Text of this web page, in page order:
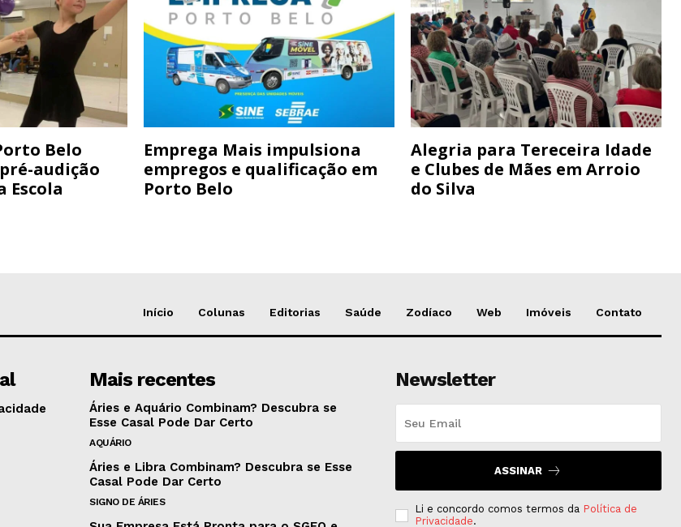
Belo
audição
Escola
Emprega Mais impulsiona
empregos e qualificação em
Porto Belo
Alegria para Tereceira Idade
e Clubes de Mães em Arroio
do Silva
Início Colunas Editorias Saúde Zodíaco Web Imóveis Contato
Mais recentes
Áries e Aquário Combinam? Descubra se
Esse Casal Pode Dar Certo
AQUÁRIO
Áries e Libra Combinam? Descubra se Esse
Casal Pode Dar Certo
SIGNO DE ÁRIES
Newsletter
ASSINAR
Li e concordo comos termos da Política de
Privacidade.